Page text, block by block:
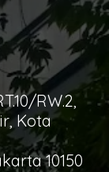
RW.2,
Kota
10150